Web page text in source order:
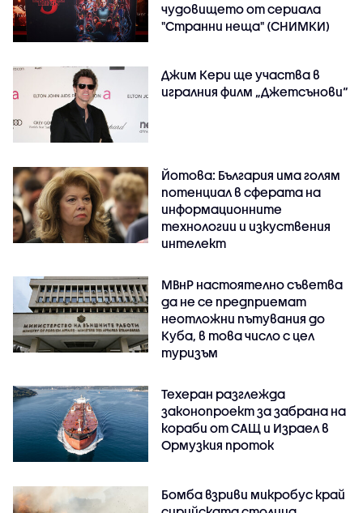
чудовището от сериала
"Странни неща" (СНИМКИ)
Джим Кери ще участва в
игралния филм „Джетсънови“
Йотова: България има голям
потенциал в сферата на
информационните
технологии и изкуствения
интелект
МВнР настоятелно съветва
да не се предприемат
неотложни пътувания до
Куба, в това число с цел
туризъм
Техеран разглежда
законопроект за забрана на
кораби от САЩ и Израел в
Ормузкия проток
Бомба взриви микробус край